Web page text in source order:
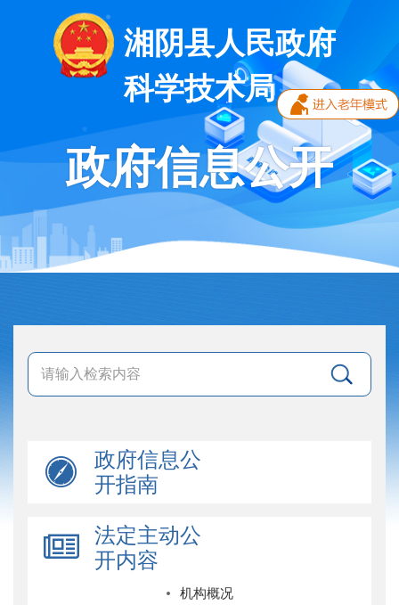
湘阴县人民政府
科学技术局
政府信息公开
政府信息公
开指南
法定主动公
开内容
机构概况